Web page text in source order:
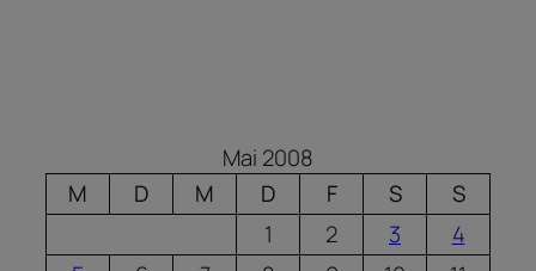
Mai 2008
M
D M D F S
S
1
2 3
4